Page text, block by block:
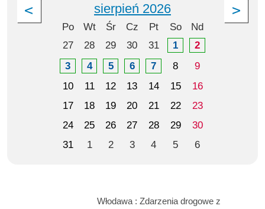
sierpień 2026
Po Wt Śr Cz Pt So
Nd
27
28 29 30 31 1
2
3
4 5 6 7 8
9
10
11 12 13 14 15
16
17
18 19 20 21 22
23
24
25 26 27 28 29
30
31
1 2 3 4 5 6
Włodawa : Zdarzenia drogowe z